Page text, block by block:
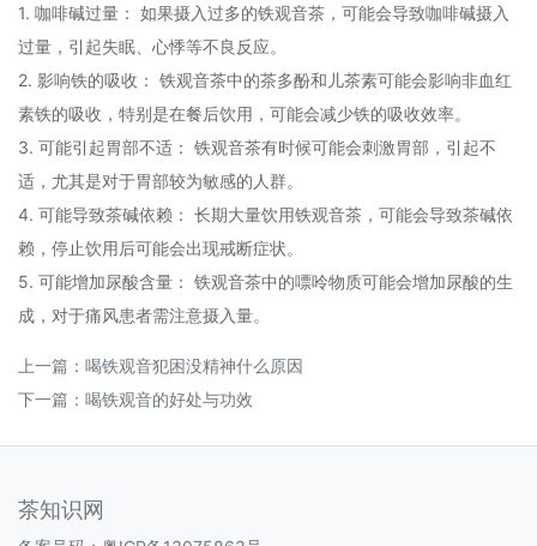
1. 咖啡碱过量： 如果摄入过多的铁观音茶，可能会导致咖啡碱摄入
过量，引起失眠、心悸等不良反应。
2. 影响铁的吸收： 铁观音茶中的茶多酚和儿茶素可能会影响非血红
素铁的吸收，特别是在餐后饮用，可能会减少铁的吸收效率。
3. 可能引起胃部不适： 铁观音茶有时候可能会刺激胃部，引起不
适，尤其是对于胃部较为敏感的人群。
4. 可能导致茶碱依赖： 长期大量饮用铁观音茶，可能会导致茶碱依
赖，停止饮用后可能会出现戒断症状。
5. 可能增加尿酸含量： 铁观音茶中的嘌呤物质可能会增加尿酸的生
成，对于痛风患者需注意摄入量。
上一篇： 喝铁观音犯困没精神什么原因
下一篇： 喝铁观音的好处与功效
茶知识网